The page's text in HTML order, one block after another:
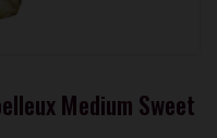
Medium Sweet